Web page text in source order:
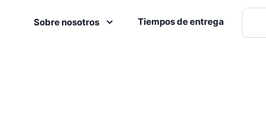
Sobre nosotros Tiempos de entrega